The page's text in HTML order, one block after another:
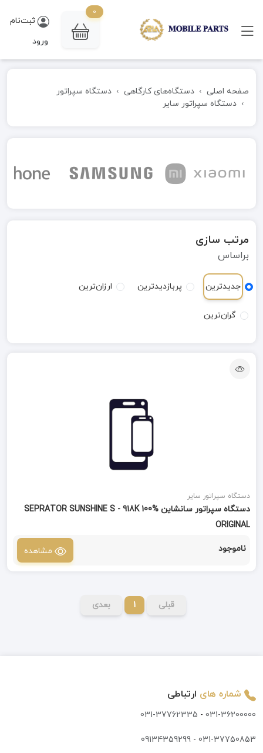
0
ثبت‌نام
ورود
صفحه اصلی دستگاه‌های کارگاهی
دستگاه سپراتور
دستگاه سپراتور سایر
مرتب سازی
براساس
جدیدترین پربازدیدترین ارزان‌ترین
گران‌ترین
دستگاه سپراتور سایر
دستگاه سپراتور سانشاین SEPRATOR SUNSHINE S - 918K 100%
ORIGINAL
ناموجود مشاهده
قبلی 1 بعدی
شماره های ارتباطی
031-36200000
-
031-37762335
031-37750853
-
09134359299